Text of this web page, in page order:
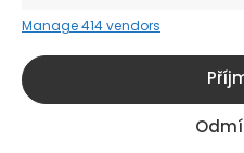
Manage 414 vendors